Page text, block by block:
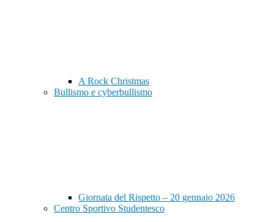
A Rock Christmas
Bullismo e cyberbullismo
Giornata del Rispetto – 20 gennaio 2026
Centro Sportivo Studentesco